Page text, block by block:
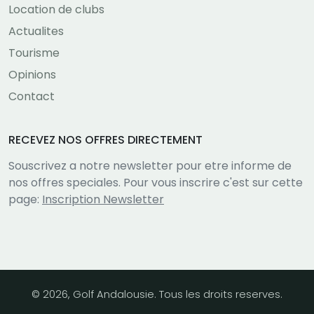
Location de clubs
Actualites
Tourisme
Opinions
Contact
RECEVEZ NOS OFFRES DIRECTEMENT
Souscrivez a notre newsletter pour etre informe de
nos offres speciales. Pour vous inscrire c'est sur cette
page: Inscription Newsletter
© 2026, Golf Andalousie. Tous les droits reserves.